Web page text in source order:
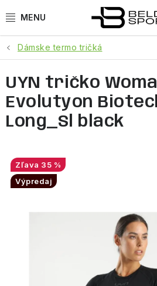
na
ŠPORTY
BEH
OBLEČENIE
Dámske termo tričká
UYN tričko
Evolutyon
Long_Sl black
35 %
Výpredaj